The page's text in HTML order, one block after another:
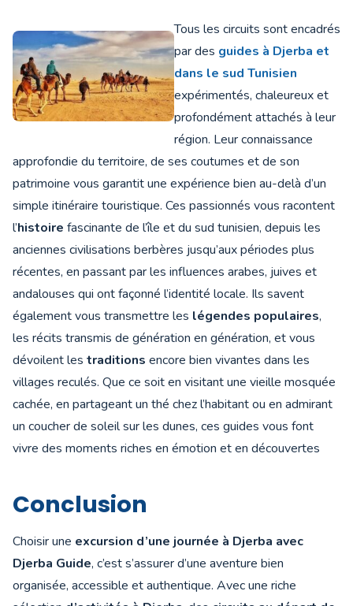
Tous les circuits sont encadrés
par des guides à Djerba et
dans le sud Tunisien
expérimentés, chaleureux et
profondément attachés à leur
région. Leur connaissance
approfondie du territoire, de ses coutumes et de son
patrimoine vous garantit une expérience bien au-delà d’un
simple itinéraire touristique. Ces passionnés vous racontent
l’histoire fascinante de l’île et du sud tunisien, depuis les
anciennes civilisations berbères jusqu’aux périodes plus
récentes, en passant par les influences arabes, juives et
andalouses qui ont façonné l’identité locale. Ils savent
également vous transmettre les légendes populaires,
les récits transmis de génération en génération, et vous
dévoilent les traditions encore bien vivantes dans les
villages reculés. Que ce soit en visitant une vieille mosquée
cachée, en partageant un thé chez l’habitant ou en admirant
un coucher de soleil sur les dunes, ces guides vous font
vivre des moments riches en émotion et en découvertes
Conclusion
Choisir une excursion d’une journée à Djerba avec
Djerba Guide, c’est s’assurer d’une aventure bien
organisée, accessible et authentique. Avec une riche